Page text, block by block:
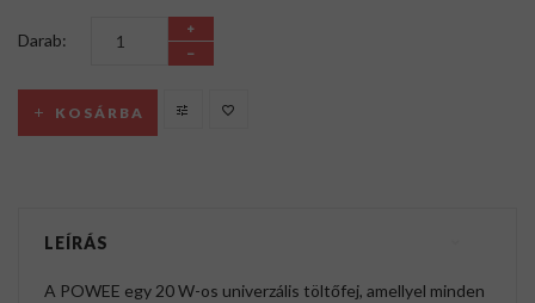
Darab:
KOSÁRBA
LEÍRÁS
A POWEE egy 20 W-os univerzális töltőfej, amellyel minden